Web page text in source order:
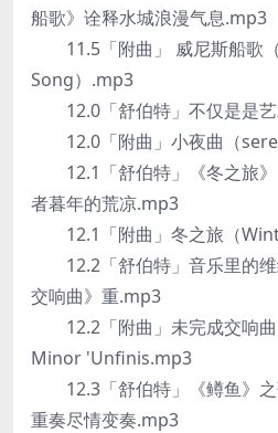
船歌》诠释水城浪漫气息.mp3
11.5「附曲」 威尼斯船歌
Song）.mp3
12.0「舒伯特」不仅是是艺
12.0「附曲」小夜曲（
12.1「舒伯特」《冬之旅》
者暮年的荒凉.mp3
12.1「附曲」冬之旅（
12.2「舒伯特」音乐里的维
交响曲》重.mp3
12.2「附曲」未完成交响
Minor 'Unfinis.mp3
12.3「舒伯特」《鳟鱼》之
重奏尽情变奏.mp3